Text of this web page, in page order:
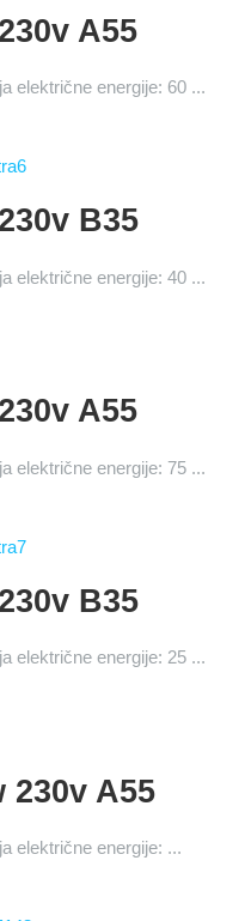
A55
električne energije: 60 ...
B35
električne energije: 40 ...
A55
električne energije: 75 ...
B35
električne energije: 25 ...
230v A55
električne energije: ...